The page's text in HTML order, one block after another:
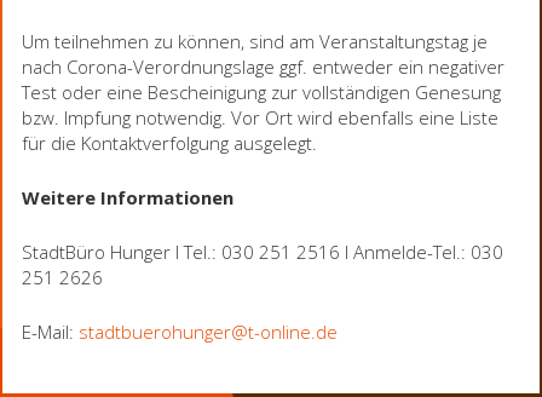
Um teilnehmen zu können, sind am Veranstaltungstag je
nach Corona-Verordnungslage ggf. entweder ein negativer
Test oder eine Bescheinigung zur vollständigen Genesung
bzw. Impfung notwendig. Vor Ort wird ebenfalls eine Liste
für die Kontaktverfolgung ausgelegt.
Weitere Informationen
StadtBüro Hunger I Tel.: 030 251 2516 I Anmelde-Tel.: 030
251 2626
E-Mail: stadtbuerohunger@t-online.de